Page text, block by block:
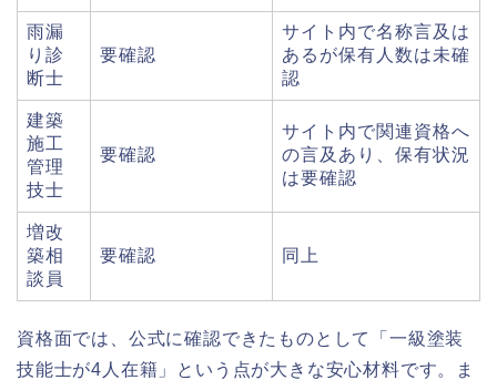
雨漏
り診
断士
要確認
サイト内で名称言及は
あるが保有人数は未確
認
建築
施工
管理
技士
要確認
サイト内で関連資格へ
の言及あり、保有状況
は要確認
増改
築相
談員
要確認 同上
資格面では、公式に確認できたものとして「一級塗装
技能士が4人在籍」という点が大きな安心材料です。ま